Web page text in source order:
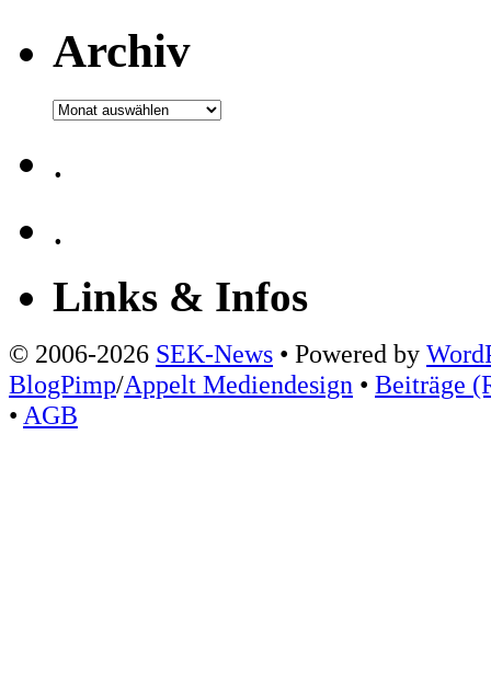
Archiv
Archiv
.
.
Links & Infos
© 2006-2026 SEK-News • Powered by
BlogPimp/Appelt Mediendesign • Beiträge
• AGB